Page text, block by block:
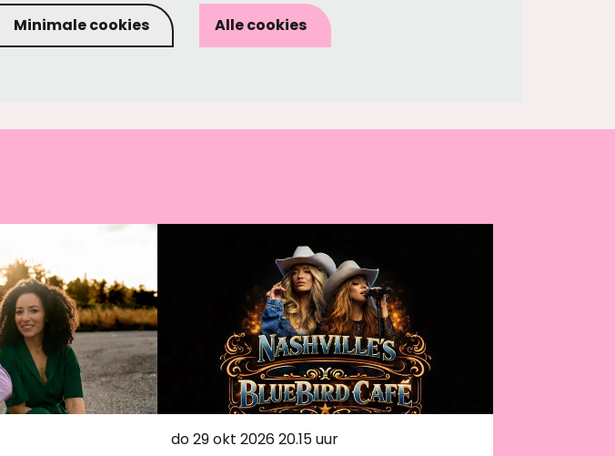
Minimale cookies Alle cookies
do 29 okt 202620.15 uur